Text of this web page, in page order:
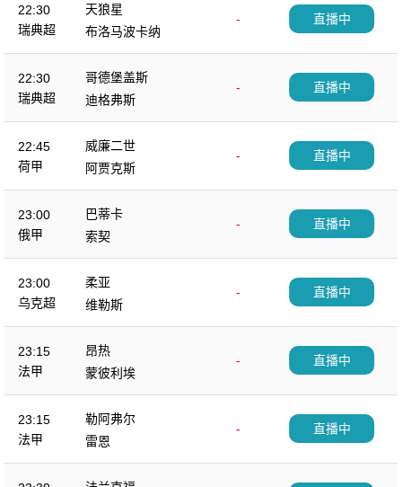
22:30
瑞典超
天狼星
-
布洛马波卡纳
直播中
22:30
瑞典超
哥德堡盖斯
-
迪格弗斯
直播中
22:45
荷甲
威廉二世
-
阿贾克斯
直播中
23:00
俄甲
巴蒂卡
-
索契
直播中
23:00
乌克超
柔亚
-
维勒斯
直播中
23:15
法甲
昂热
-
蒙彼利埃
直播中
23:15
法甲
勒阿弗尔
-
雷恩
直播中